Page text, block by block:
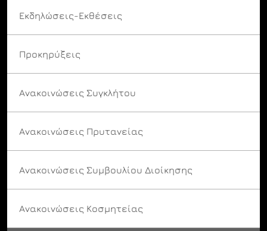
Εκδηλώσεις-Εκθέσεις
Προκηρύξεις
Ανακοινώσεις Συγκλήτου
Ανακοινώσεις Πρυτανείας
Ανακοινώσεις Συμβουλίου Διοίκησης
Ανακοινώσεις Κοσμητείας